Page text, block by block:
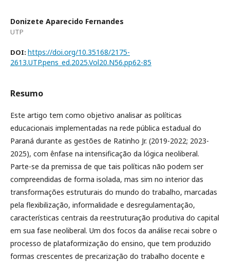
Donizete Aparecido Fernandes
UTP
DOI: https://doi.org/10.35168/2175-
2613.UTP.pens_ed.2025.Vol20.N56.pp62-85
Resumo
Este artigo tem como objetivo analisar as políticas
educacionais implementadas na rede pública estadual do
Paraná durante as gestões de Ratinho Jr. (2019-2022; 2023-
2025), com ênfase na intensificação da lógica neoliberal.
Parte-se da premissa de que tais políticas não podem ser
compreendidas de forma isolada, mas sim no interior das
transformações estruturais do mundo do trabalho, marcadas
pela flexibilização, informalidade e desregulamentação,
características centrais da reestruturação produtiva do capital
em sua fase neoliberal. Um dos focos da análise recai sobre o
processo de plataformização do ensino, que tem produzido
formas crescentes de precarização do trabalho docente e